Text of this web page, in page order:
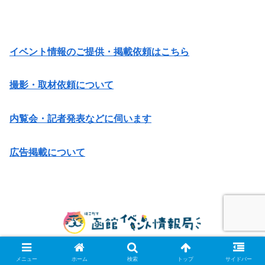
イベント情報のご提供・掲載依頼はこちら
撮影・取材依頼について
内覧会・記者発表などに伺います
広告掲載について
© 2014 函館イベント情報局.
メニュー ホーム 検索 トップ サイドバー